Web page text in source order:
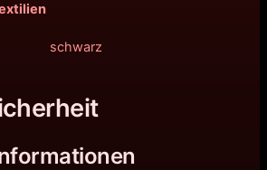
schwarz